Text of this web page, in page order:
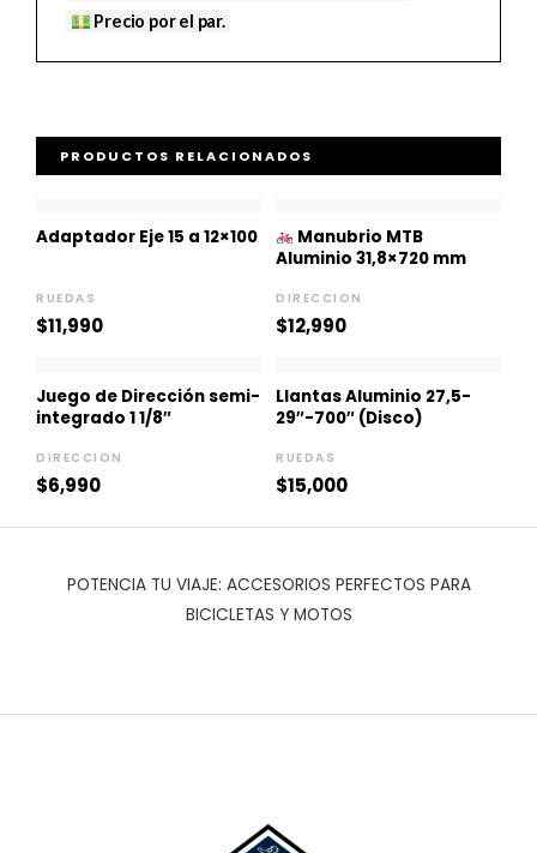
Precio por el par.
PRODUCTOS RELACIONADOS
Adaptador Eje 15 a 12×100
RUEDAS
$11,990
Manubrio MTB
Aluminio 31,8×720 mm
DIRECCION
$12,990
Juego de Dirección semi-
integrado 1 1/8″
DIRECCION
$6,990
Llantas Aluminio 27,5-
29″-700″ (Disco)
RUEDAS
$15,000
POTENCIA TU VIAJE: ACCESORIOS PERFECTOS PARA
BICICLETAS Y MOTOS